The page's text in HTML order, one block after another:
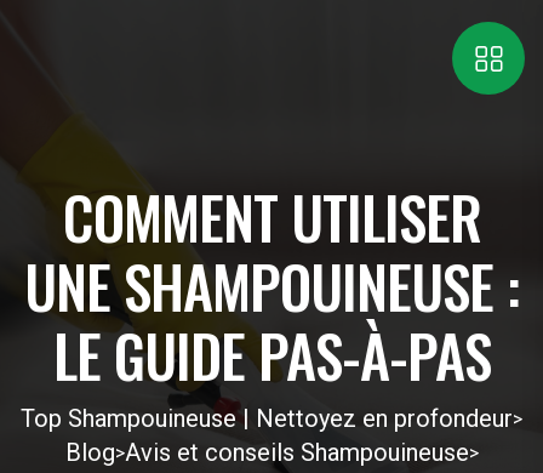
COMMENT UTILISER
UNE SHAMPOUINEUSE :
LE GUIDE PAS-À-PAS
Top Shampouineuse | Nettoyez en profondeur>
Blog>Avis et conseils Shampouineuse>